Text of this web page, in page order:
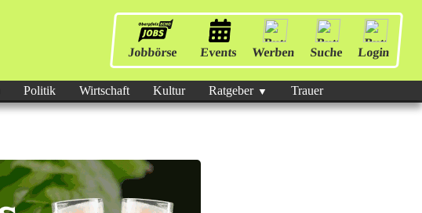
Jobbörse Events Werben Suche Login
Politik Wirtschaft Kultur Ratgeber Trauer